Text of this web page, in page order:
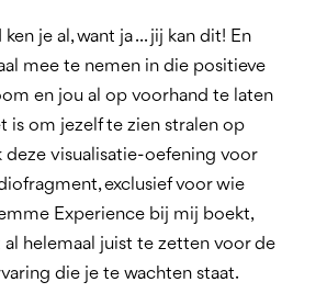
je al, want ja ... jij kan dit! En
mee te nemen in die positieve
en jou al op voorhand te laten
is om jezelf te zien stralen op
deze visualisatie-oefening voor
exclusief voor wie
Experience bij mij boekt,
helemaal juist te zetten voor de
die je te wachten staat.